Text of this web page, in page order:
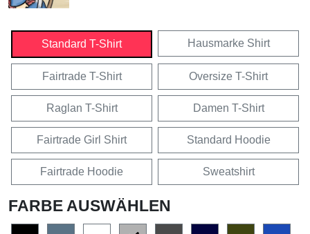
Standard T-Shirt Hausmarke Shirt
Fairtrade T-Shirt Oversize T-Shirt
Raglan T-Shirt Damen T-Shirt
Fairtrade Girl Shirt Standard Hoodie
Fairtrade Hoodie Sweatshirt
FARBE AUSWÄHLEN